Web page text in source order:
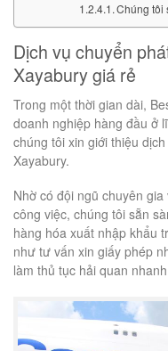
Chúng tôi
Dịch vụ chuyển
Xayabury giá rẻ
Trong một thời gian dài,
doanh nghiệp hàng đầu ở
chúng tôi xin giới thiệu
Xayabury.
Nhờ có đội ngũ chuyên
công việc, chúng tôi sẵn
hàng hóa xuất nhập khẩu
như tư vấn xin giấy phép
làm thủ tục hải quan